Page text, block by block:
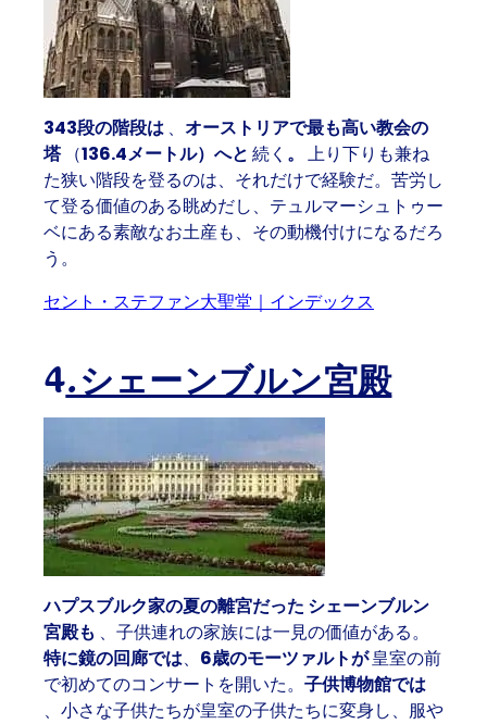
343段の階段は 、 オーストリアで最も高い教会の
塔 （136.4メートル）へと 続く 。 上り下りも兼ね
た狭い階段を登るのは、それだけで経験だ。苦労し
て登る価値のある眺めだし、テュルマーシュトゥー
ベにある素敵なお土産も、その動機付けになるだろ
う。
セント・ステファン大聖堂｜インデックス
4.シェーンブルン宮殿
ハプスブルク家の夏の離宮だった シェーンブルン
宮殿も 、子供連れの家族には一見の価値がある。
特に鏡の回廊では、 6歳のモーツァルトが皇室の前
で初めてのコンサートを開いた。 子供博物館では
、小さな子供たちが皇室の子供たちに変身し、服や